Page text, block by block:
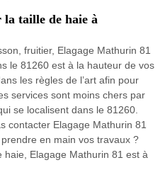
taille de haie à
fruitier, Elagage Mathurin 81
le 81260 est à la hauteur de vos
les règles de l’art afin pour
services sont moins chers par
se localisent dans le 81260.
contacter Elagage Mathurin 81
en main vos travaux ?
Elagage Mathurin 81 est à